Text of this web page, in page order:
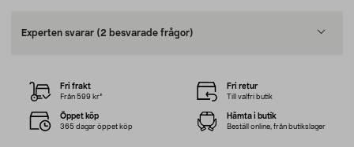
Experten svarar (2 besvarade frågor)
Fri frakt
Från 599 kr*
Fri retur
Till valfri butik
Öppet köp
365 dagar öppet köp
Hämta i butik
Beställ online, från butikslager